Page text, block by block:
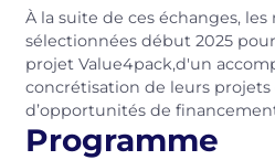
À la suite de ces échanges,
sélectionnées début 2025
projet Value4pack,d'un
concrétisation de leurs
d’opportunités de
Programme